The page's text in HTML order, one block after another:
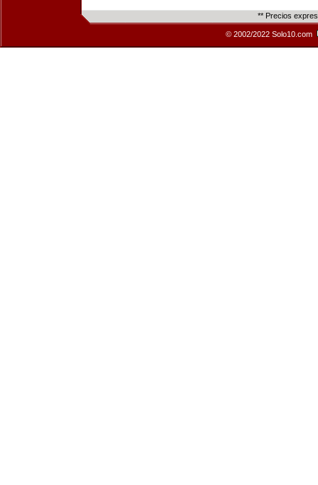
** Precios
© 2002/2022 Solo10.com